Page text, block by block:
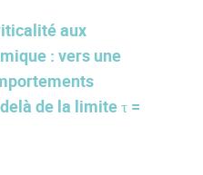
aux
: vers une
de la limite τ =